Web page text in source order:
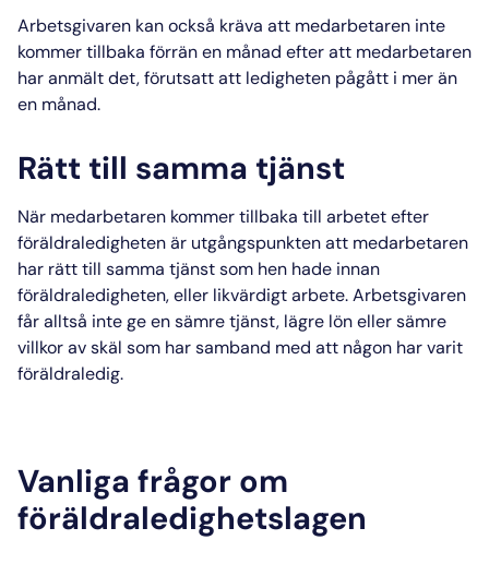
Arbetsgivaren kan också kräva att medarbetaren inte
kommer tillbaka förrän en månad efter att medarbetaren
har anmält det, förutsatt att ledigheten pågått i mer än
en månad.
Rätt till samma tjänst
När medarbetaren kommer tillbaka till arbetet efter
föräldraledighetenär utgångspunkten att medarbetaren
har rätt till samma tjänst som hen hade innan
föräldraledigheten, eller likvärdigt arbete.Arbetsgivaren
får alltså inte ge en sämre tjänst, lägre lön eller sämre
villkor av skäl som har samband med att någon har varit
föräldraledig.
Vanliga frågor om
föräldraledighetslagen